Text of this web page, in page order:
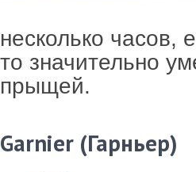
несколько часов,
то значительно
прыщей.
Garnier (Гарньер)